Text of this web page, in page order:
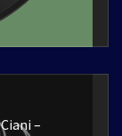
–